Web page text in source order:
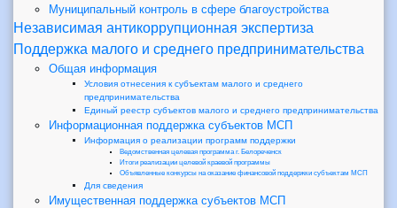
Муниципальный контроль в сфере благоустройства
Независимая антикоррупционная экспертиза
Поддержка малого и среднего предпринимательства
Общая информация
Условия отнесения к субъектам малого и среднего
предпринимательства
Единый реестр субъектов малого и среднего предпринимательства
Информационная поддержка субъектов МСП
Информация о реализации программ поддержки
Ведомственная целевая программа г. Белореченск
Итоги реализации целевой краевой программы
Объявленные конкурсы на оказание финансовой поддержки субъектам МСП
Для сведения
Имущественная поддержка субъектов МСП